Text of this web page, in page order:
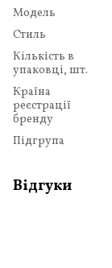
Модель
Стиль
Кількість в
упаковці, шт.
Країна
реєстрації
бренду
Підгрупа
Відгуки